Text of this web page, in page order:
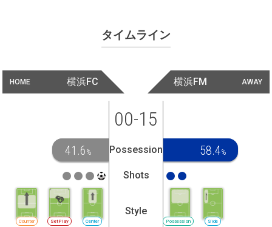
タイムライン
HOME 横浜FC AWAY
横浜FM
00-15
41.6 % Possession 58.4%
Shots
Center
SetPlay
Counter
Style
Possession Side